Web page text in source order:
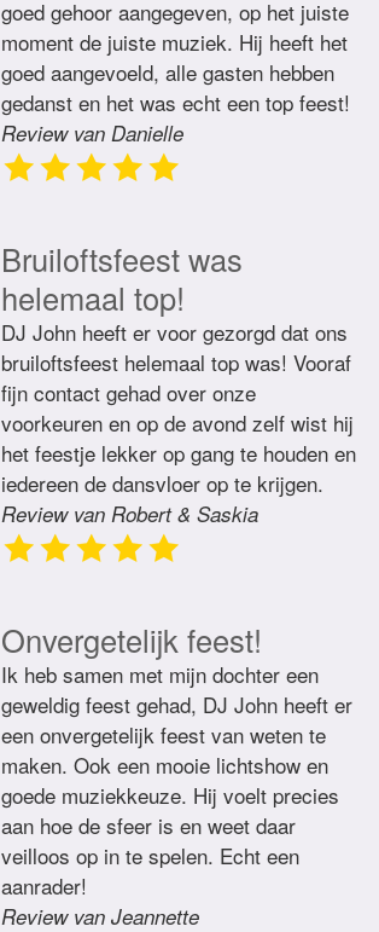
goed gehoor aangegeven, op het juiste
moment de juiste muziek. Hij heeft het
goed aangevoeld, alle gasten hebben
gedanst en het was echt een top feest!
Review van Danielle
Bruiloftsfeest was
helemaal top!
DJ John heeft er voor gezorgd dat ons
bruiloftsfeest helemaal top was! Vooraf
fijn contact gehad over onze
voorkeuren en op de avond zelf wist hij
het feestje lekker op gang te houden en
iedereen de dansvloer op te krijgen.
Review van Robert & Saskia
Onvergetelijk feest!
Ik heb samen met mijn dochter een
geweldig feest gehad, DJ John heeft er
een onvergetelijk feest van weten te
maken. Ook een mooie lichtshow en
goede muziekkeuze. Hij voelt precies
aan hoe de sfeer is en weet daar
veilloos op in te spelen. Echt een
aanrader!
Review van Jeannette